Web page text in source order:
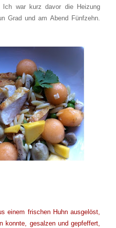
Ich war kurz davor die Heizung
Grad und am Abend Fünfzehn.
einem frischen Huhn ausgelöst,
konnte, gesalzen und gepfeffert,